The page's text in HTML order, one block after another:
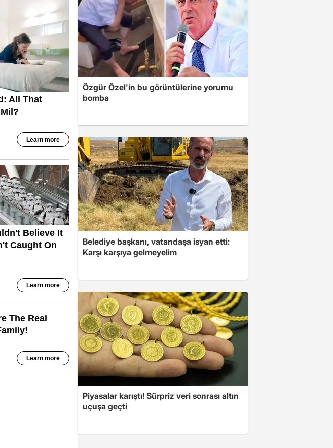
Özgür Özel'in bu görüntülerine yorumu
bomba
Belediye başkanı, vatandaşa isyan etti:
Karşı karşıya gelmeyelim
Piyasalar karıştı! Sürpriz veri sonrası altın
uçuşa geçti